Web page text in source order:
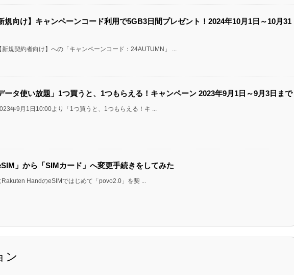
規向け】キャンペーンコード利用で5GB3日間プレゼント！2024年10月1日～10月31
規契約者向け】への「キャンペーンコード：24AUTUMN」 ...
ータ使い放題」1つ買うと、1つもらえる！キャンペーン 2023年9月1日～9月3日まで
年9月1日10:00より「1つ買うと、1つもらえる！キ ...
」から「SIMカード」へ変更手続きをしてみた
HandのeSIMではじめて「povo2.0」を契 ...
ン